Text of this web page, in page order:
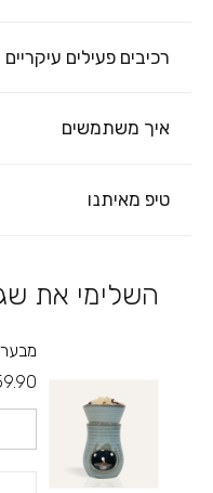
רכיבים פעילים עיקריים
איך משתמשים
טיפ מאיתנו
השלימי את
מבער